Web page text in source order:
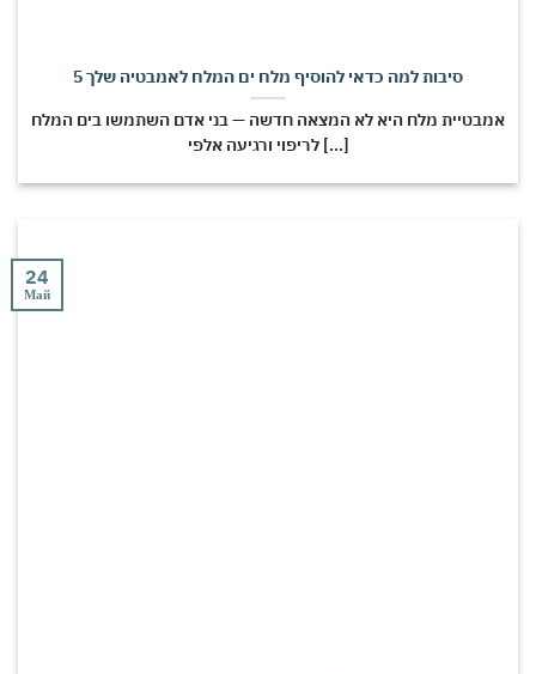
5 סיבות למה כדאי להוסיף מלח ים המלח לאמבטיה שלך
אמבטיית מלח היא לא המצאה חדשה — בני אדם השתמשו בים המלח
לריפוי ורגיעה אלפי [...]
24
Май